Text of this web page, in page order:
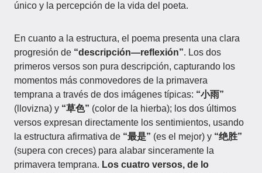
único y la percepción de la vida del poeta.
En cuanto a la estructura, el poema presenta una clara
progresión de “descripción—reflexión”. Los dos
primeros versos son pura descripción, capturando los
momentos más conmovedores de la primavera
temprana a través de dos imágenes típicas: “小雨”
(llovizna) y “草色” (color de la hierba); los dos últimos
versos expresan directamente los sentimientos, usando
la estructura afirmativa de “最是” (es el mejor) y “绝胜”
(supera con creces) para alabar sinceramente la
primavera temprana. Los cuatro versos, de lo